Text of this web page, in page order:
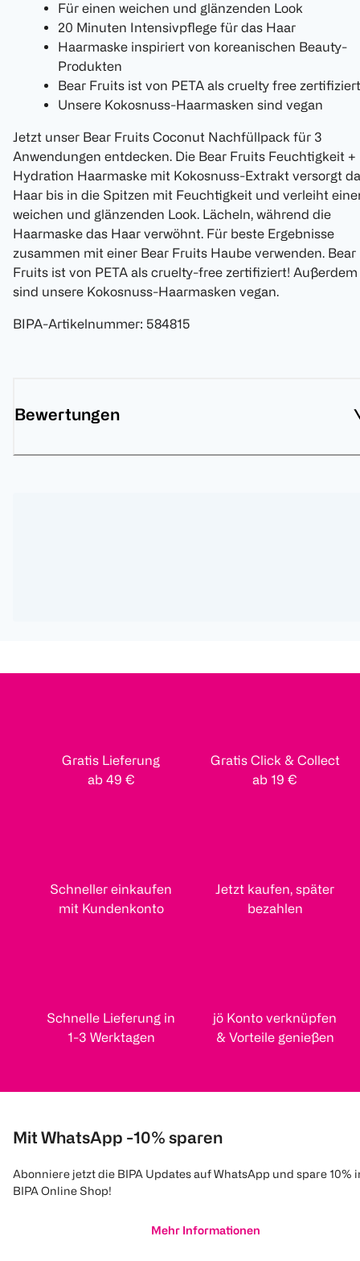
Für einen weichen und glänzenden Look
20 Minuten Intensivpflege für das Haar
Haarmaske inspiriert von koreanischen Beauty-
Produkten
Bear Fruits ist von PETA als cruelty free zertifiziert
Unsere Kokosnuss-Haarmasken sind vegan
Jetzt unser Bear Fruits Coconut Nachfüllpack für 3
Anwendungen entdecken. Die Bear Fruits Feuchtigkeit +
Hydration Haarmaske mit Kokosnuss-Extrakt versorgt
Haar bis in die Spitzen mit Feuchtigkeit und verleiht
weichen und glänzenden Look. Lächeln, während die
Haarmaske das Haar verwöhnt. Für beste Ergebnisse
zusammen mit einer Bear Fruits Haube verwenden. Bear
Fruits ist von PETA als cruelty-free zertifiziert! Außerdem
sind unsere Kokosnuss-Haarmasken vegan.
BIPA-Artikelnummer: 584815
Bewertungen
Gratis Lieferung
ab 49 €
Gratis Click & Collect
ab 19 €
Schneller einkaufen
mit Kundenkonto
Jetzt kaufen, später
bezahlen
Schnelle Lieferung in
1-3 Werktagen
jö Konto verknüpfen
& Vorteile genießen
Mit WhatsApp -10% sparen
Abonniere jetzt die BIPA Updates auf WhatsApp und spare 10%
BIPA Online Shop!
Mehr Informationen